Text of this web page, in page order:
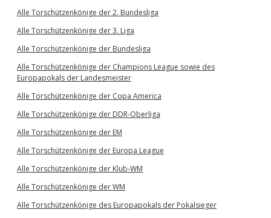
Alle Torschützenkönige der 2. Bundesliga
Alle Torschützenkönige der 3. Liga
Alle Torschützenkönige der Bundesliga
Alle Torschützenkönige der Champions League sowie des
Europapokals der Landesmeister
Alle Torschützenkönige der Copa America
Alle Torschützenkönige der DDR-Oberliga
Alle Torschützenkönige der EM
Alle Torschützenkönige der Europa League
Alle Torschützenkönige der Klub-WM
Alle Torschützenkönige der WM
Alle Torschützenkönige des Europapokals der Pokalsieger